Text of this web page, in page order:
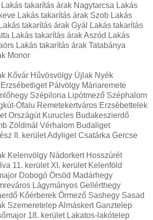
takarítás árak Nagytarcsa Lakás
Lakás takarítás árak Szob Lakás
takarítás árak Gyál Lakás takarítás
Lakás takarítás árak Aszód Lakás
Lakás takarítás árak Tatabánya
Monor
Kővár Hűvösvölgy Újlak Nyék
Pálvölgy Máriaremete
Szépilona Lipótmező Széphalom
Ófalu Remetekertváros Erzsébettelek
Országút Kurucles Budakeszierdő
Zöldmál Vérhalom Budaliget
II. kerület Adyliget Csatárka Gercse
Kelenvölgy Nádorkert Hosszúrét
11. kerület XI. kerület Kelenföld
Dobogó Örsöd Madárhegy
Lágymányos Gellérthegy
Kőérberek Őrmező Sashegy Sasad
Szemeretelep Almáskert Ganztelep
18. kerület Lakatos-lakótelep